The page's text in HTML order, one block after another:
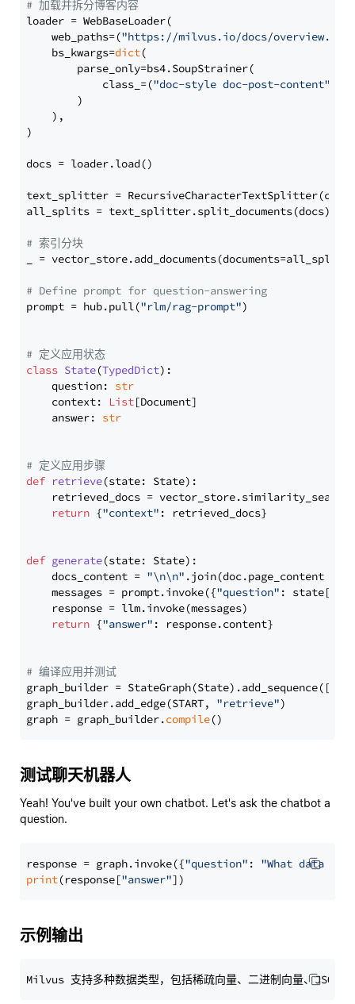
# 加载并拆分博客内容
loader = WebBaseLoader(
    web_paths=(
"https://milvus.io/docs/overview.md"
    bs_kwargs=
dict(
        parse_only=bs4.SoupStrainer(
            class_=(
"doc-style doc-post-content"
        )
    ),
)
docs = loader.load()
text_splitter =
all_splits = text_splitter.split_documents(docs)
# 索引分块
_ = vector_store.add_documents(documents=all_splits)
# Define prompt for question-answering
prompt = hub.pull("rlm/rag-prompt")
# 定义应用状态
class State(TypedDict):
    question:
str
    context:
List[Document]
    answer:
str
# 定义应用步骤
def retrieve(state: State):
retrieved_docs =
return {"context" : retrieved_docs}
def generate(state: State):
    docs_content =
"\n\n" .join(doc.page_content
    messages = prompt.invoke({
"question" : state[
    response = llm.invoke(messages)
return {"answer" : response.content}
# 编译应用并测试
graph_builder =
graph_builder.add_edge(START, "retrieve")
graph = graph_builder.compile
测试聊天机器人
Yeah! You've built your own chatbot. Let's ask the chatbot a
question.
response = graph.invoke({"question" : "What data
print(response["answer"
示例输出